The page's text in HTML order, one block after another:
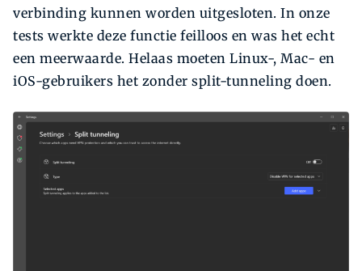
verbinding kunnen worden uitgesloten. In onze
tests werkte deze functie feilloos en was het echt
een meerwaarde. Helaas moeten Linux-, Mac- en
iOS-gebruikers het zonder split-tunneling doen.